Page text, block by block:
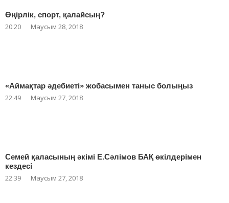
Өңірлік, спорт, қалайсың?
20:20 Маусым 28, 2018
«Аймақтар әдебиеті» жобасымен таныс болыңыз
22:49 Маусым 27, 2018
Семей қаласының әкімі Е.Сәлімов БАҚ өкілдерімен
кездесі
22:39 Маусым 27, 2018